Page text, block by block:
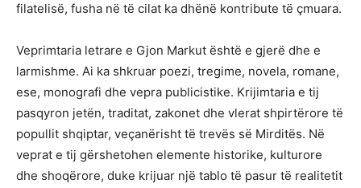
filatelisë, fusha në të cilat ka dhënë kontribute të çmuara.
Veprimtaria letrare e Gjon Markut është e gjerë dhe e
larmishme. Ai ka shkruar poezi, tregime, novela, romane,
ese, monografi dhe vepra publicistike. Krijimtaria e tij
pasqyron jetën, traditat, zakonet dhe vlerat shpirtërore të
popullit shqiptar, veçanërisht të trevës së Mirditës. Në
veprat e tij gërshetohen elemente historike, kulturore
dhe shoqërore, duke krijuar një tablo të pasur të realitetit